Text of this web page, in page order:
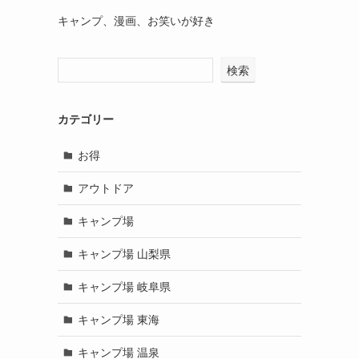
キャンプ、漫画、お笑いが好き
検索
カテゴリー
お得
アウトドア
キャンプ場
キャンプ場 山梨県
キャンプ場 岐阜県
キャンプ場 東海
キャンプ場 温泉